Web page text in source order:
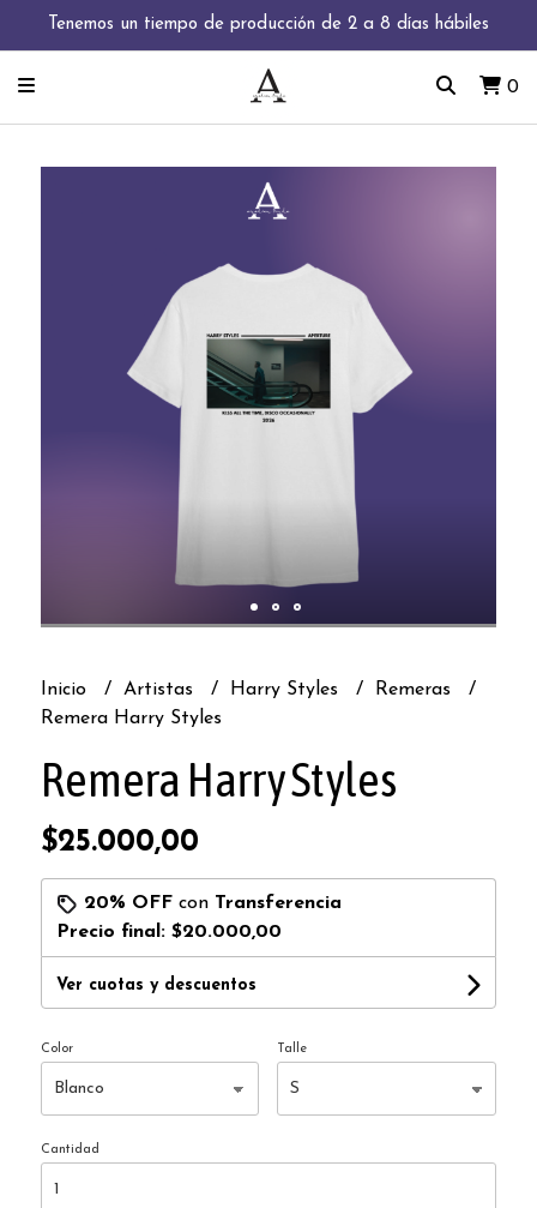
Tenemos un tiempo de producción de 2 a 8 días hábiles
0
Inicio Artistas Harry Styles
Remeras
Remera Harry Styles
Remera Harry Styles
$25.000,00
20% OFFcon Transferencia
Precio final: $20.000,00
Ver cuotas y descuentos
Color Talle
Cantidad